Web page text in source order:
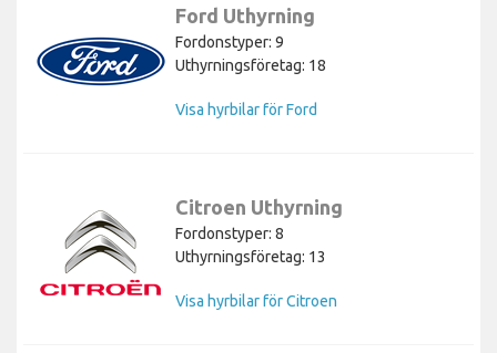
Ford Uthyrning
Fordonstyper: 9
Uthyrningsföretag: 18
Visa hyrbilar för Ford
Citroen Uthyrning
Fordonstyper: 8
Uthyrningsföretag: 13
Visa hyrbilar för Citroen